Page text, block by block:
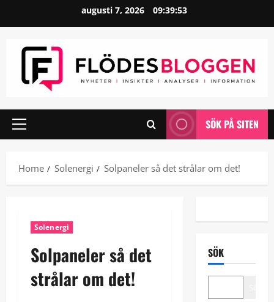
augusti 7, 2026 09:39:53
Primary
SÖK PÅ SITEN
Home Solenergi Solpaneler så det strålar om det!
Solenergi
Solpaneler så det
strålar om det!
SÖK